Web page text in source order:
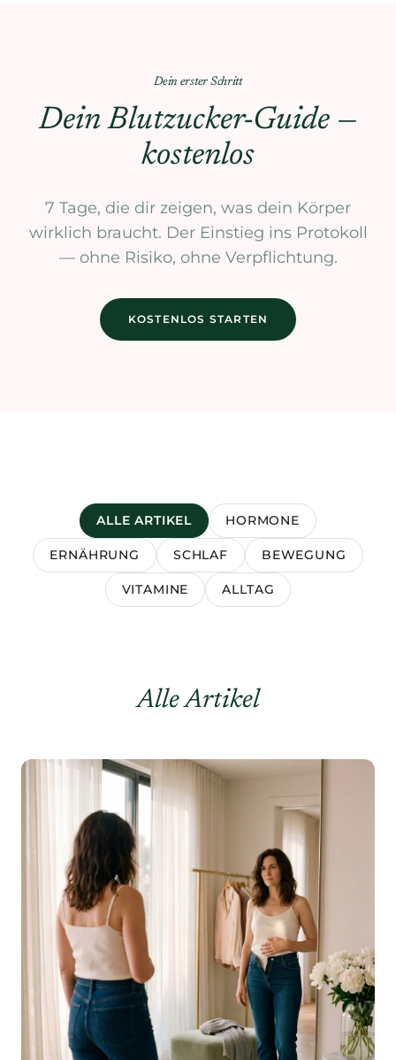
Dein erster Schritt
Dein Blutzucker-Guide —
kostenlos
7 Tage, die dir zeigen, was dein Körper
wirklich braucht. Der Einstieg ins Protokoll
— ohne Risiko, ohne Verpflichtung.
KOSTENLOS STARTEN
ALLE ARTIKEL HORMONE
ERNÄHRUNG SCHLAF BEWEGUNG
VITAMINE ALLTAG
Alle Artikel